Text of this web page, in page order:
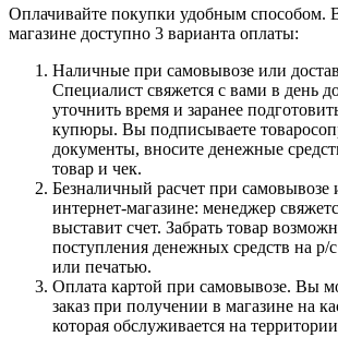
Оплачивайте покупки удобным способом.
магазине доступно 3 варианта оплаты:
Наличные при самовывозе или
Специалист свяжется с вами в день
уточнить время и заранее
купюры. Вы подписываете
документы, вносите денежные
товар и чек.
Безналичный расчет при
интернет-магазине: менеджер
выставит счет. Забрать товар
поступления денежных средств на р/
или печатью.
Оплата картой при самовывозе. Вы
заказ при получении в магазине на
которая обслуживается на